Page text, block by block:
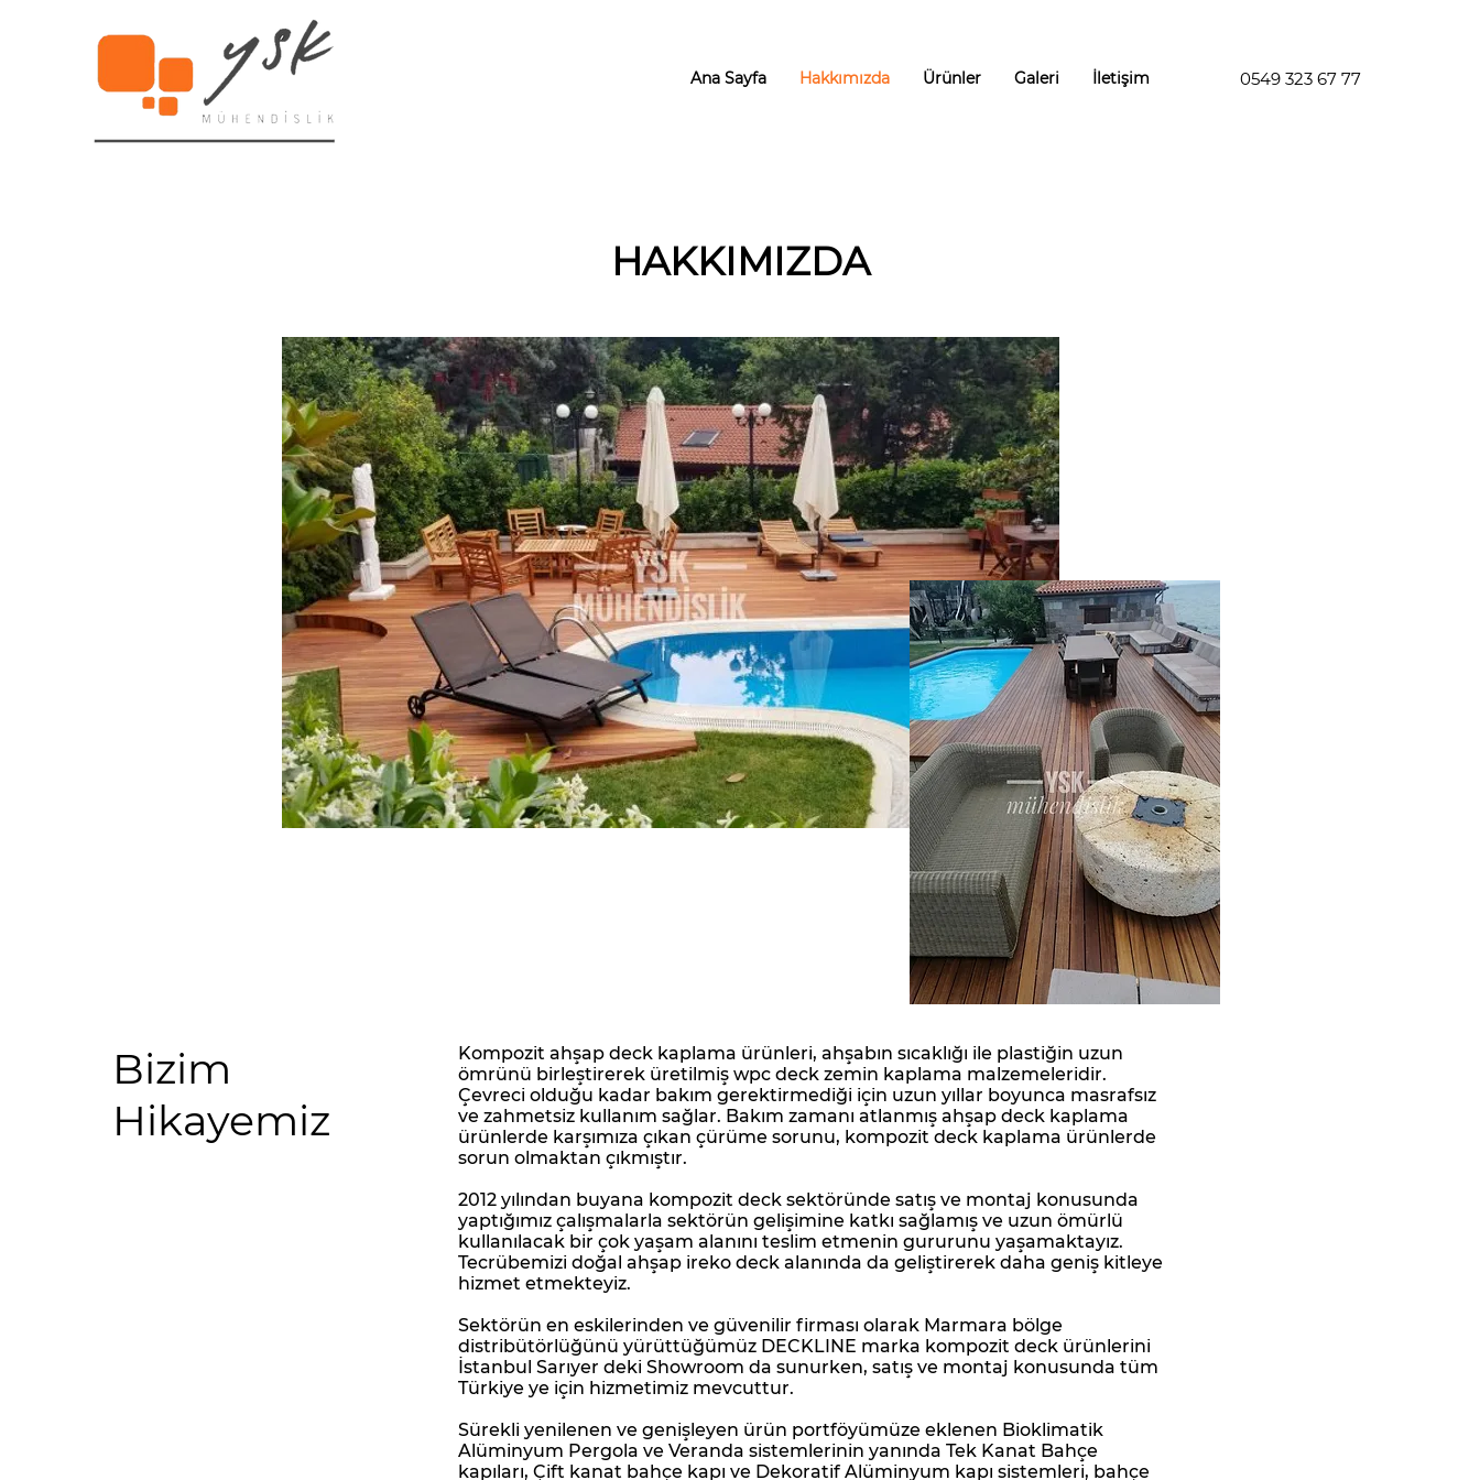
Ana Sayfa Hakkımızda Ürünler Galeri İletişim 0549 323 67 77
HAKKIMIZDA
Bizim
Hikayemiz
Kompozit ahşap deck kaplama ürünleri, ahşabın sıcaklığı ile plastiğin uzun
ömrünü birleştirerek üretilmiş wpc deck zemin kaplama malzemeleridir.
Çevreci olduğu kadar bakım gerektirmediği için uzun yıllar boyunca masrafsız
ve zahmetsiz kullanım sağlar. Bakım zamanı atlanmış ahşap deck kaplama
ürünlerde karşımıza çıkan çürüme sorunu, kompozit deck kaplama ürünlerde
sorun olmaktan çıkmıştır.
2012 yılından buyana kompozit deck sektöründe satış ve montaj konusunda
yaptığımız çalışmalarla sektörün gelişimine katkı sağlamış ve uzun ömürlü
kullanılacak bir çok yaşam alanını teslim etmenin gururunu yaşamaktayız.
Tecrübemizi doğal ahşap ireko deck alanında da geliştirerek daha geniş kitleye
hizmet etmekteyiz.
Sektörün en eskilerinden ve güvenilir firması olarak Marmara bölge
distribütörlüğünü yürüttüğümüz DECKLINE marka kompozit deck ürünlerini
İstanbul Sarıyer deki Showroom da sunurken, satış ve montaj konusunda tüm
Türkiye ye için hizmetimiz mevcuttur.
Sürekli yenilenen ve genişleyen ürün portföyümüze eklenen Bioklimatik
Alüminyum Pergola ve Veranda sistemlerinin yanında Tek Kanat Bahçe
kapıları, Çift kanat bahçe kapı ve Dekoratif Alüminyum kapı sistemleri, bahçe